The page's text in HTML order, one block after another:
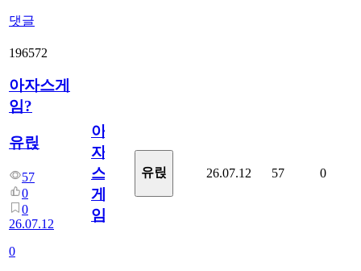
댓글
196572
아자스게
임?
유릱
57
0
0
26.07.12
0
아
자
스
게
임?
유릱 26.07.12 57 0